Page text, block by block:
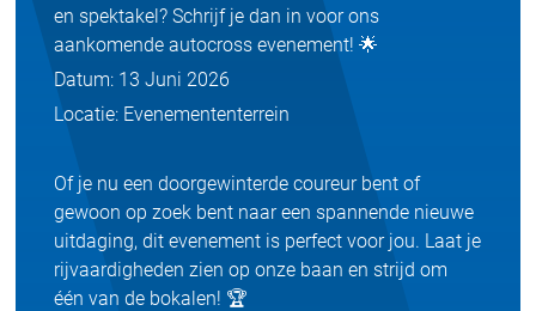
en spektakel? Schrijf je dan in voor ons
aankomende autocross evenement! 🌟
Datum: 13 Juni 2026
Locatie: Evenemententerrein
Of je nu een doorgewinterde coureur bent of
gewoon op zoek bent naar een spannende nieuwe
uitdaging, dit evenement is perfect voor jou. Laat je
rijvaardigheden zien op onze baan en strijd om
één van de bokalen! 🏆